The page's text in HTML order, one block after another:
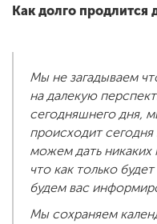
Как долго продлится
Мы не загадываем
на далекую
сегодняшнего дня,
происходит
можем дать никаких
что как только
будем вас
Мы сохраняем